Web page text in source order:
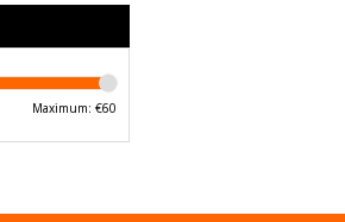
Maximum: €60